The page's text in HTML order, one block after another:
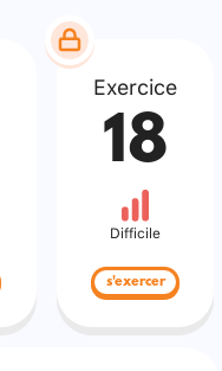
Exercice
18
Difficile
s'exercer